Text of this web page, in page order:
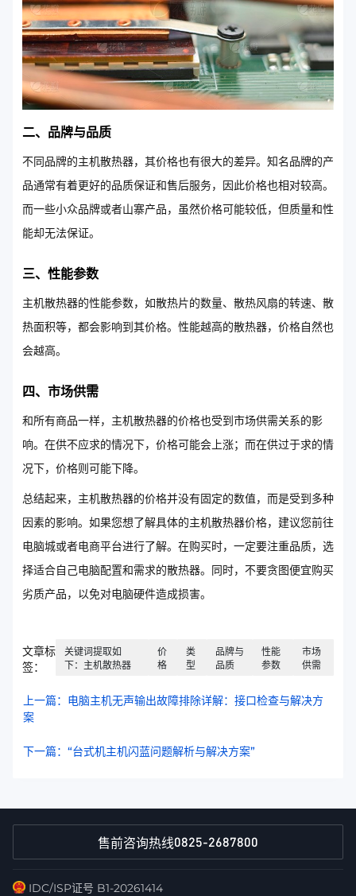
二、品牌与品质
不同品牌的主机散热器，其价格也有很大的差异。知名品牌的产
品通常有着更好的品质保证和售后服务，因此价格也相对较高。
而一些小众品牌或者山寨产品，虽然价格可能较低，但质量和性
能却无法保证。
三、性能参数
主机散热器的性能参数，如散热片的数量、散热风扇的转速、散
热面积等，都会影响到其价格。性能越高的散热器，价格自然也
会越高。
四、市场供需
和所有商品一样，主机散热器的价格也受到市场供需关系的影
响。在供不应求的情况下，价格可能会上涨；而在供过于求的情
况下，价格则可能下降。
总结起来，主机散热器的价格并没有固定的数值，而是受到多种
因素的影响。如果您想了解具体的主机散热器价格，建议您前往
电脑城或者电商平台进行了解。在购买时，一定要注重品质，选
择适合自己电脑配置和需求的散热器。同时，不要贪图便宜购买
劣质产品，以免对电脑硬件造成损害。
文章标
签：
关键词提取如
下：主机散热器
价
格
类
型
品牌与
品质
性能
参数
市场
供需
上一篇：电脑主机无声输出故障排除详解：接口检查与解决方
案
下一篇：“台式机主机闪蓝问题解析与解决方案”
售前咨询热线0825-2687800
IDC/ISP证号 B1-20261414